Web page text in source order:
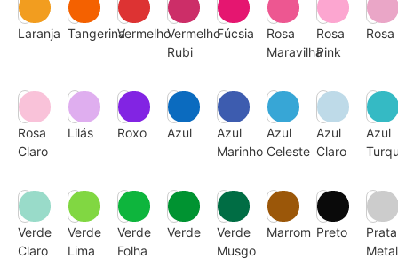
Laranja TangerinaVermelhoVermelho
Rubi
Fúcsia
Rosa
Maravilha
Rosa
Pink
Rosa
Rosa
Claro
Lilás Roxo Azul
Azul
Marinho
Azul
Celeste
Azul
Claro
Azul
Verde
Claro
Verde
Lima
Verde
Folha
Verde
Verde
Musgo
Marrom Preto
Prata